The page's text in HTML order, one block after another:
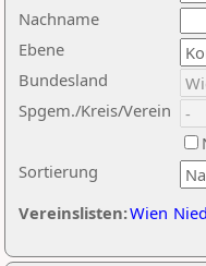
Nachname
Ebene
Sortierung
Bundesland
Spgem./Kreis/Verein
Vereinslisten:Wien